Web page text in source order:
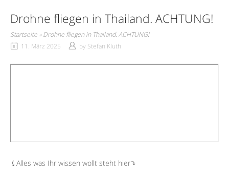
Drohne fliegen in Thailand. ACHTUNG!
Startseite »Drohne fliegen in Thailand. ACHTUNG!
11. März 2025
by Stefan Kluth
⤹Alles was Ihr wissen wollt steht hier⤵︎